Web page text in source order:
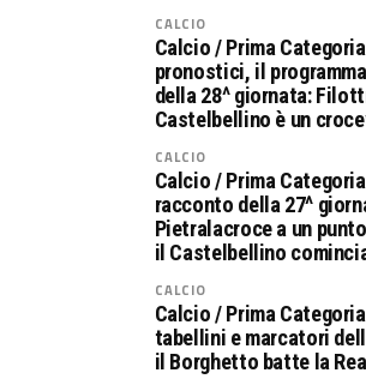
CALCIO
Calcio / Prima
pronostici, il
della 28^ giornata:
Castelbellino è un
CALCIO
Calcio / Prima
racconto della 27^
Pietralacroce a un
il Castelbellino
CALCIO
Calcio / Prima
tabellini e marcatori
il Borghetto batte la